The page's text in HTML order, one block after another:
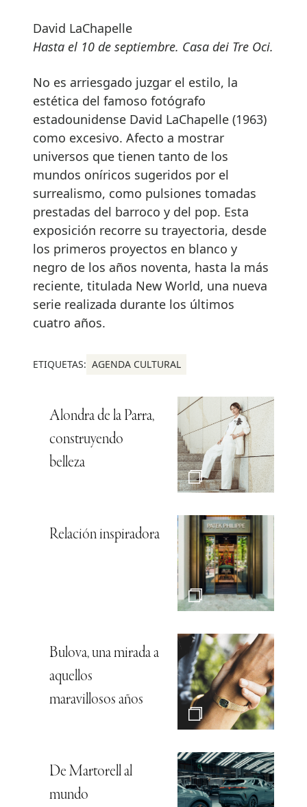
David LaChapelle
Hasta el 10 de septiembre. Casa dei Tre Oci.
No es arriesgado juzgar el estilo, la
estética del famoso fotógrafo
estadounidense David LaChapelle (1963)
como excesivo. Afecto a mostrar
universos que tienen tanto de los
mundos oníricos sugeridos por el
surrealismo, como pulsiones tomadas
prestadas del barroco y del pop. Esta
exposición recorre su trayectoria, desde
los primeros proyectos en blanco y
negro de los años noventa, hasta la más
reciente, titulada New World, una nueva
serie realizada durante los últimos
cuatro años.
ETIQUETAS: AGENDA CULTURAL
Alondra de la Parra,
construyendo
belleza
Relación inspiradora
Bulova, una mirada a
aquellos
maravillosos años
De Martorell al
mundo